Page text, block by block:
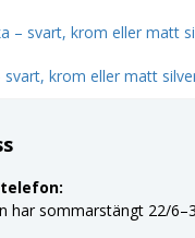
– svart, krom eller matt
krom eller matt
har sommarstängt 22/